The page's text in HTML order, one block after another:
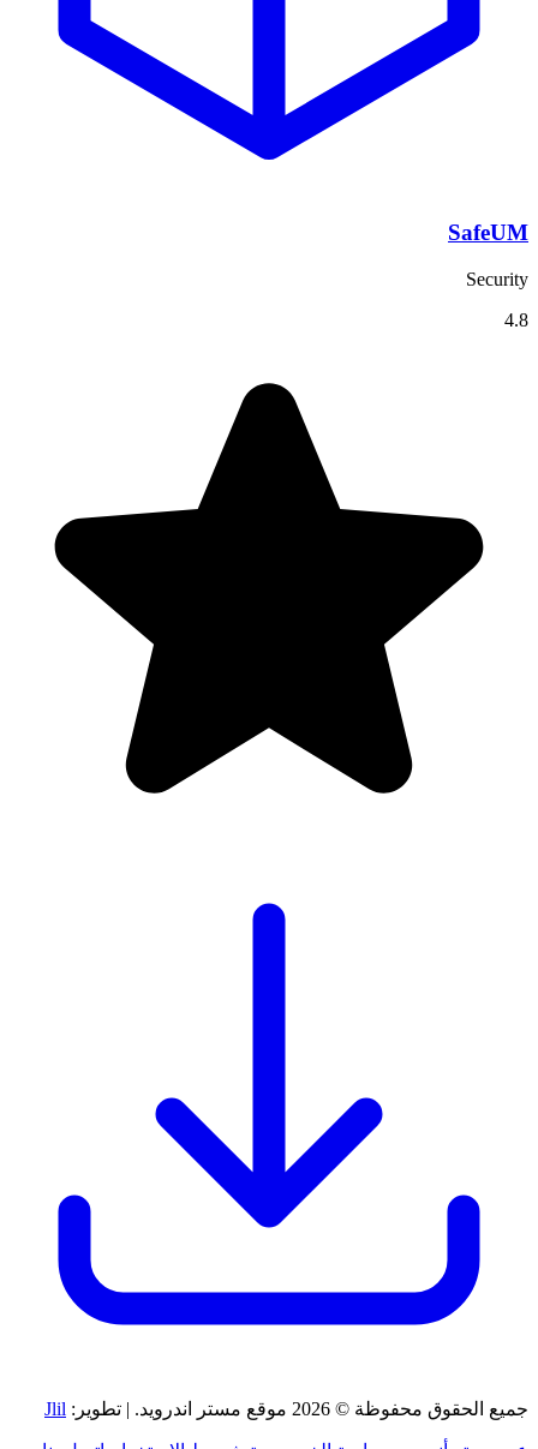
SafeUM
Security
4.8
جميع الحقوق محفوظة © 2026 موقع مستر اندرويد. | تطوير: Jlil